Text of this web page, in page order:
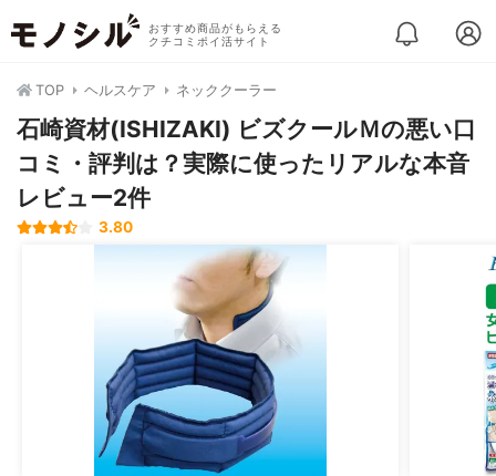
おすすめ商品がもらえる
クチコミポイ活サイト
TOP ヘルスケア ネッククーラー
石崎資材(ISHIZAKI) ビズクールＭの悪い口
コミ・評判は？実際に使ったリアルな本音
レビュー2件
3.80